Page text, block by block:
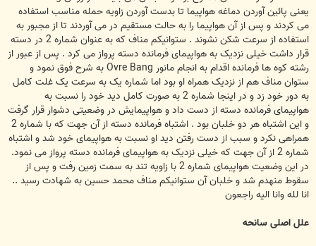
یعنی پائین آوردن دماغه هواپیما تا بدست آوردن زاویه حمله مناسب استفاده
می کردند و پس از آن هواپیما را به حالت مستقیم در می آوردند تا از مجبور به
استفاده از سرعت شکن نشوند . ستوانیکم مناف که به عنوان شماره 2 در دسته
قرار داشت خیلی نزدیک به هواپیمای فرمانده دسته پرواز می کرد . پس از عبور از
رشته کوه ها فرمانده اقدام به انجام مانور Ovre Bang به شرح فوق نمود و
ستوان مناف هم از نزدیک همراه او بود اما شماره یک به سرعت یک غلت کامل
به دور خود زد و در اینجا شماره 2 به صورت کامل دید خود را نسبت به
هواپیمای فرمانده دسته از دست داد و هواپیمایش در وضعیتی دشوار قرار گرفت
و این اشتباه هر دو خلبان بود . اشتباه فرمانده دسته از آن جهت که با شماره 2
همراهی نکرد و سبب از دست رفتن دید او نسبت به هواپیمای خود شد و اشتباه
شماره 2 از آن جهت که خیلی نزدیک به هواپیمای فرمانده دسته پرواز می نمود.
در این وضعیت هواپیمای شماره 2 با زاویه تند به سمت زمین رفت و پس از
سقوط منهدم شد و خلبان آن ستوانیکم مناف محمد حسين به شهادت رسید ..
انا لله وانا اليه راجعون
علل اصلی سانحه